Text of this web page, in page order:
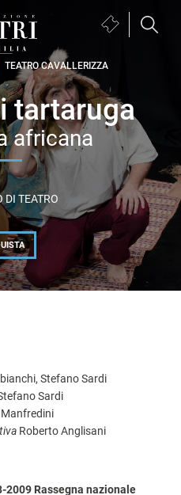
Biglietteria
una
nuova
finestra)
TEATRO CAVALLERIZZA
tartaruga
africana
DI TEATRO
Stefano Sardi
Sardi
Roberto Anglisani
2009 Rassegna nazionale